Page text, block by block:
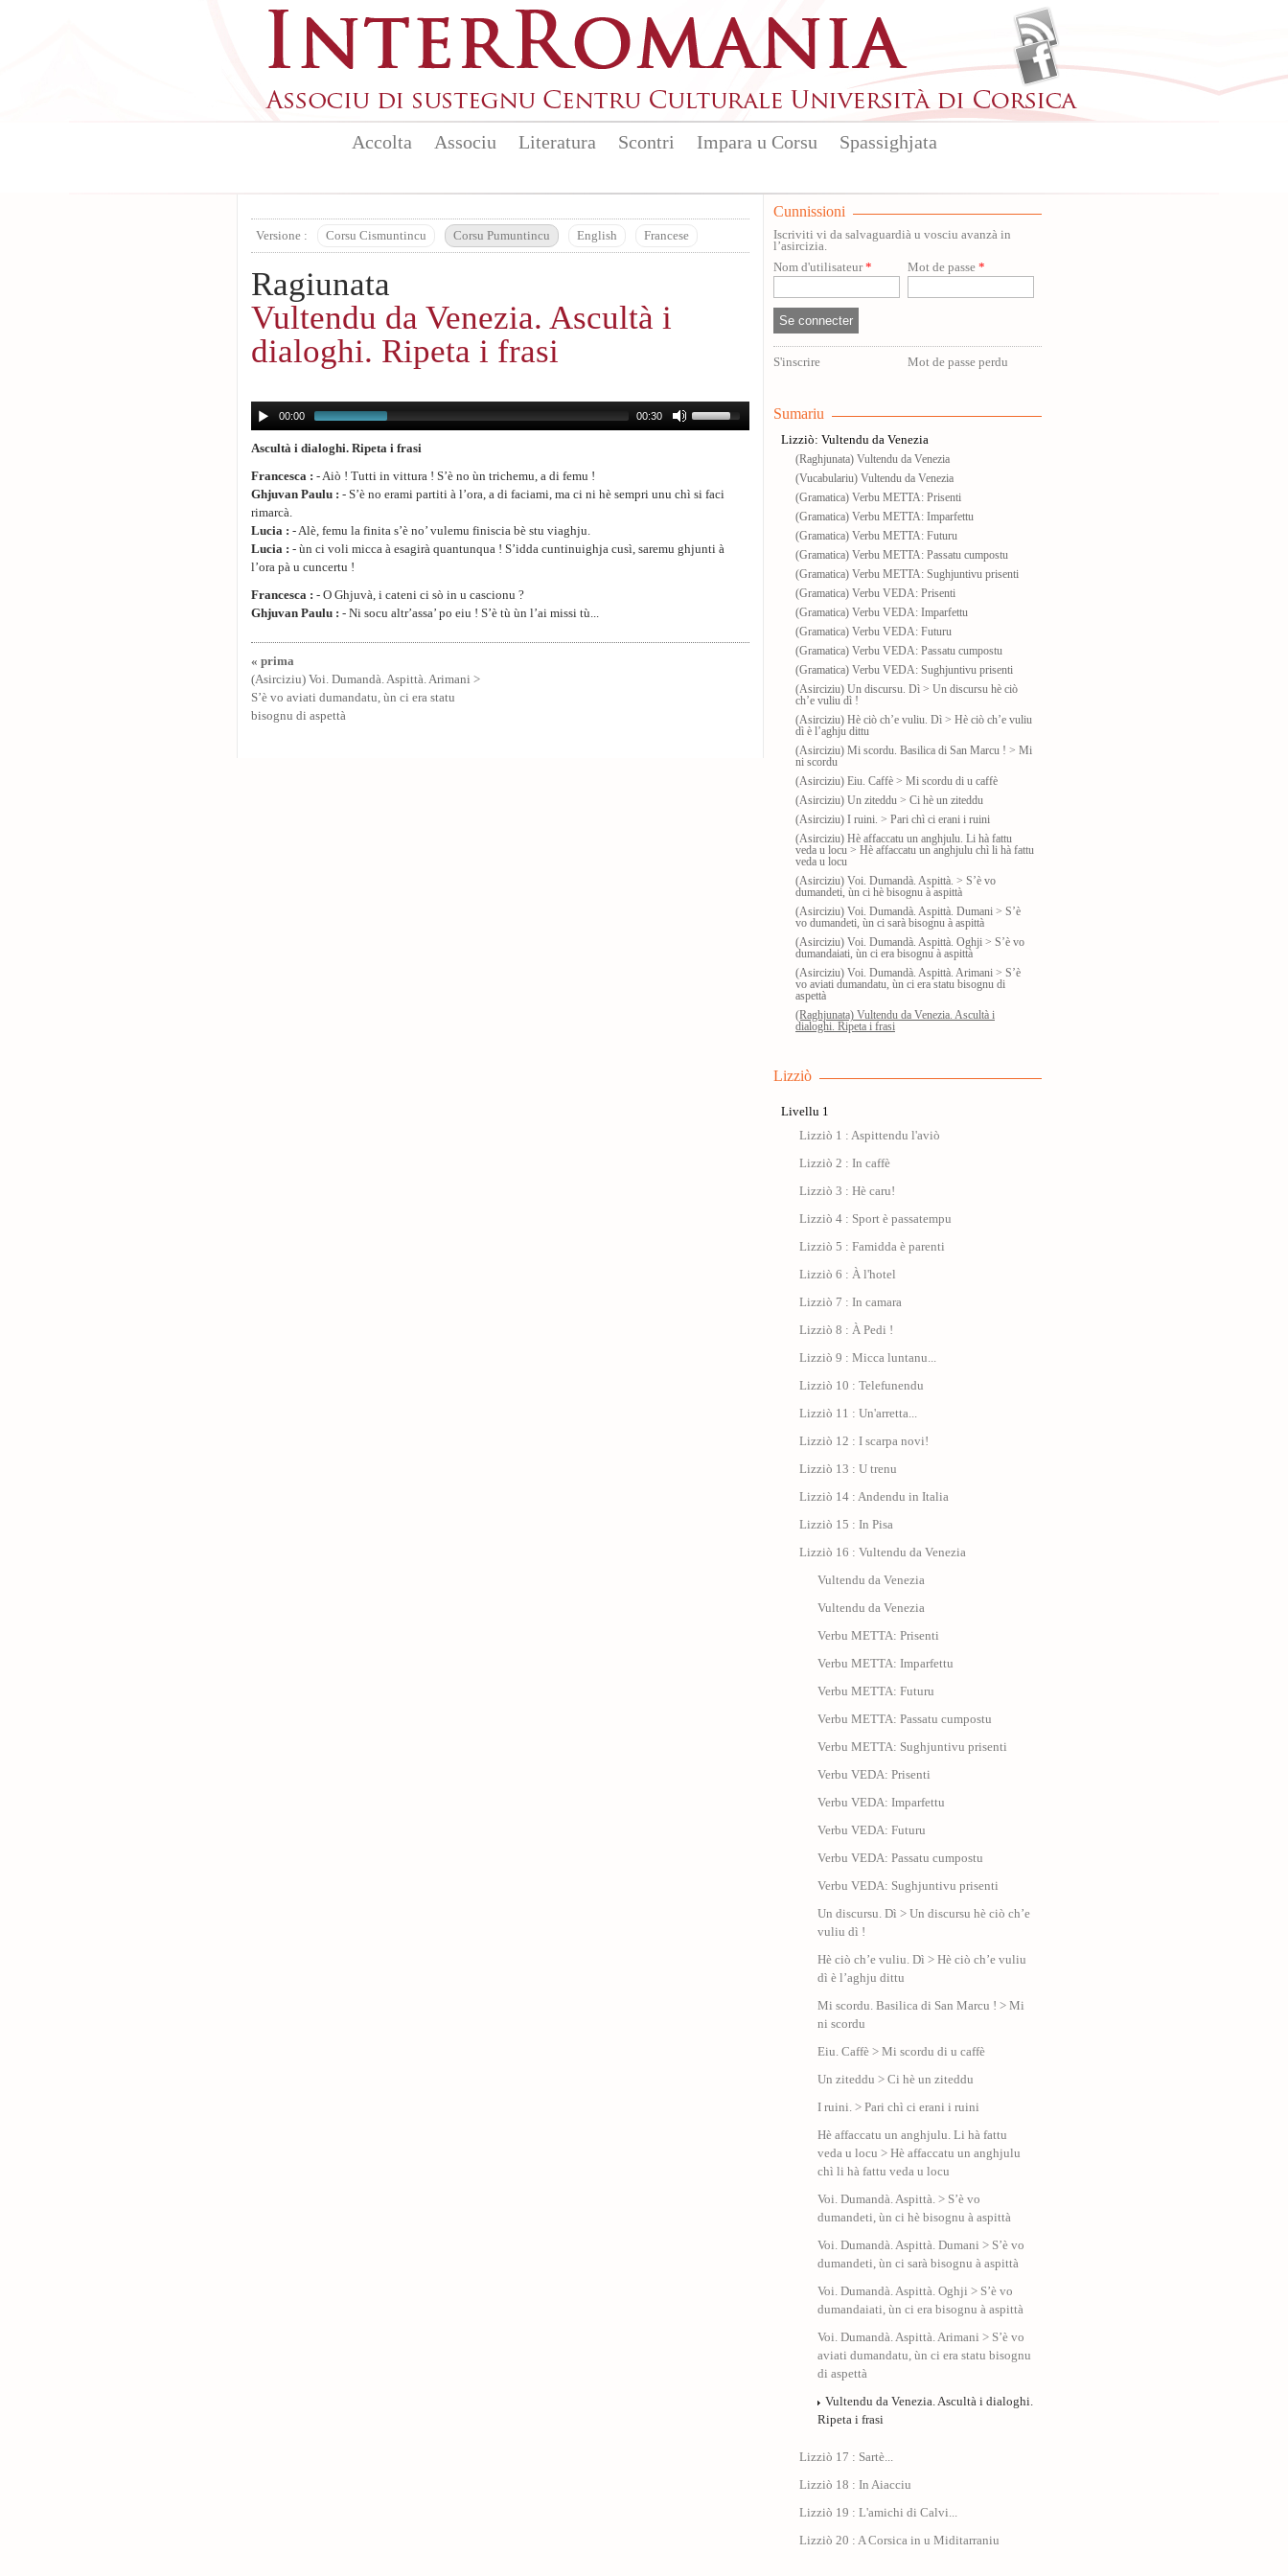
Accolta Associu Literatura Scontri Impara u Corsu Spassighjata
Versione : Corsu Cismuntincu Corsu Pumuntincu English Francese
Ragiunata
Vultendu da Venezia. Ascultà i
dialoghi. Ripeta i frasi
00:00 00:30
Ascultà i dialoghi. Ripeta i frasi
Francesca : - Aiò ! Tutti in vittura ! S’è no ùn trichemu, a di femu !
Ghjuvan Paulu : - S’è no erami partiti à l’ora, a di faciami, ma ci ni hè sempri unu chì si faci
rimarcà.
Lucia : - Alè, femu la finita s’è no’ vulemu finiscia bè stu viaghju.
Lucia : - ùn ci voli micca à esagirà quantunqua ! S’idda cuntinuighja cusì, saremu ghjunti à
l’ora pà u cuncertu !
Francesca : - O Ghjuvà, i cateni ci sò in u cascionu ?
Ghjuvan Paulu : - Ni socu altr’assa’ po eiu ! S’è tù ùn l’ai missi tù...
« prima
(Asirciziu) Voi. Dumandà. Aspittà. Arimani >
S’è vo aviati dumandatu, ùn ci era statu
bisognu di aspettà
Cunnissioni
Iscriviti vi da salvaguardià u vosciu avanzà in
l’asircizia.
Nom d'utilisateur* Mot de passe *
S'inscrire Mot de passe perdu
Sumariu
Lizziò: Vultendu da Venezia
(Raghjunata) Vultendu da Venezia
(Vucabulariu) Vultendu da Venezia
(Gramatica) Verbu METTA: Prisenti
(Gramatica) Verbu METTA: Imparfettu
(Gramatica) Verbu METTA: Futuru
(Gramatica) Verbu METTA: Passatu cumpostu
(Gramatica) Verbu METTA: Sughjuntivu prisenti
(Gramatica) Verbu VEDA: Prisenti
(Gramatica) Verbu VEDA: Imparfettu
(Gramatica) Verbu VEDA: Futuru
(Gramatica) Verbu VEDA: Passatu cumpostu
(Gramatica) Verbu VEDA: Sughjuntivu prisenti
(Asirciziu) Un discursu. Dì > Un discursu hè ciò
ch’e vuliu dì !
(Asirciziu) Hè ciò ch’e vuliu. Dì > Hè ciò ch’e vuliu
dì è l’aghju dittu
(Asirciziu) Mi scordu. Basilica di San Marcu ! > Mi
ni scordu
(Asirciziu) Eiu. Caffè > Mi scordu di u caffè
(Asirciziu) Un ziteddu > Ci hè un ziteddu
(Asirciziu) I ruini. > Pari chì ci erani i ruini
(Asirciziu) Hè affaccatu un anghjulu. Li hà fattu
veda u locu > Hè affaccatu un anghjulu chì li hà fattu
veda u locu
(Asirciziu) Voi. Dumandà. Aspittà. > S’è vo
dumandeti, ùn ci hè bisognu à aspittà
(Asirciziu) Voi. Dumandà. Aspittà. Dumani > S’è
vo dumandeti, ùn ci sarà bisognu à aspittà
(Asirciziu) Voi. Dumandà. Aspittà. Oghji > S’è vo
dumandaiati, ùn ci era bisognu à aspittà
(Asirciziu) Voi. Dumandà. Aspittà. Arimani > S’è
vo aviati dumandatu, ùn ci era statu bisognu di
aspettà
(Raghjunata) Vultendu da Venezia. Ascultà i
dialoghi. Ripeta i frasi
Lizziò
Livellu 1
Lizziò 1 : Aspittendu l'aviò
Lizziò 2 : In caffè
Lizziò 3 : Hè caru!
Lizziò 4 : Sport è passatempu
Lizziò 5 : Famidda è parenti
Lizziò 6 : À l'hotel
Lizziò 7 : In camara
Lizziò 8 : À Pedi !
Lizziò 9 : Micca luntanu...
Lizziò 10 : Telefunendu
Lizziò 11 : Un'arretta...
Lizziò 12 : I scarpa novi!
Lizziò 13 : U trenu
Lizziò 14 : Andendu in Italia
Lizziò 15 : In Pisa
Lizziò 16 : Vultendu da Venezia
Vultendu da Venezia
Vultendu da Venezia
Verbu METTA: Prisenti
Verbu METTA: Imparfettu
Verbu METTA: Futuru
Verbu METTA: Passatu cumpostu
Verbu METTA: Sughjuntivu prisenti
Verbu VEDA: Prisenti
Verbu VEDA: Imparfettu
Verbu VEDA: Futuru
Verbu VEDA: Passatu cumpostu
Verbu VEDA: Sughjuntivu prisenti
Un discursu. Dì > Un discursu hè ciò ch’e
vuliu dì !
Hè ciò ch’e vuliu. Dì > Hè ciò ch’e vuliu
dì è l’aghju dittu
Mi scordu. Basilica di San Marcu ! > Mi
ni scordu
Eiu. Caffè > Mi scordu di u caffè
Un ziteddu > Ci hè un ziteddu
I ruini. > Pari chì ci erani i ruini
Hè affaccatu un anghjulu. Li hà fattu
veda u locu > Hè affaccatu un anghjulu
chì li hà fattu veda u locu
Voi. Dumandà. Aspittà. > S’è vo
dumandeti, ùn ci hè bisognu à aspittà
Voi. Dumandà. Aspittà. Dumani > S’è vo
dumandeti, ùn ci sarà bisognu à aspittà
Voi. Dumandà. Aspittà. Oghji > S’è vo
dumandaiati, ùn ci era bisognu à aspittà
Voi. Dumandà. Aspittà. Arimani > S’è vo
aviati dumandatu, ùn ci era statu bisognu
di aspettà
Vultendu da Venezia. Ascultà i dialoghi.
Ripeta i frasi
Lizziò 17 : Sartè...
Lizziò 18 : In Aiacciu
Lizziò 19 : L'amichi di Calvi...
Lizziò 20 : A Corsica in u Miditarraniu